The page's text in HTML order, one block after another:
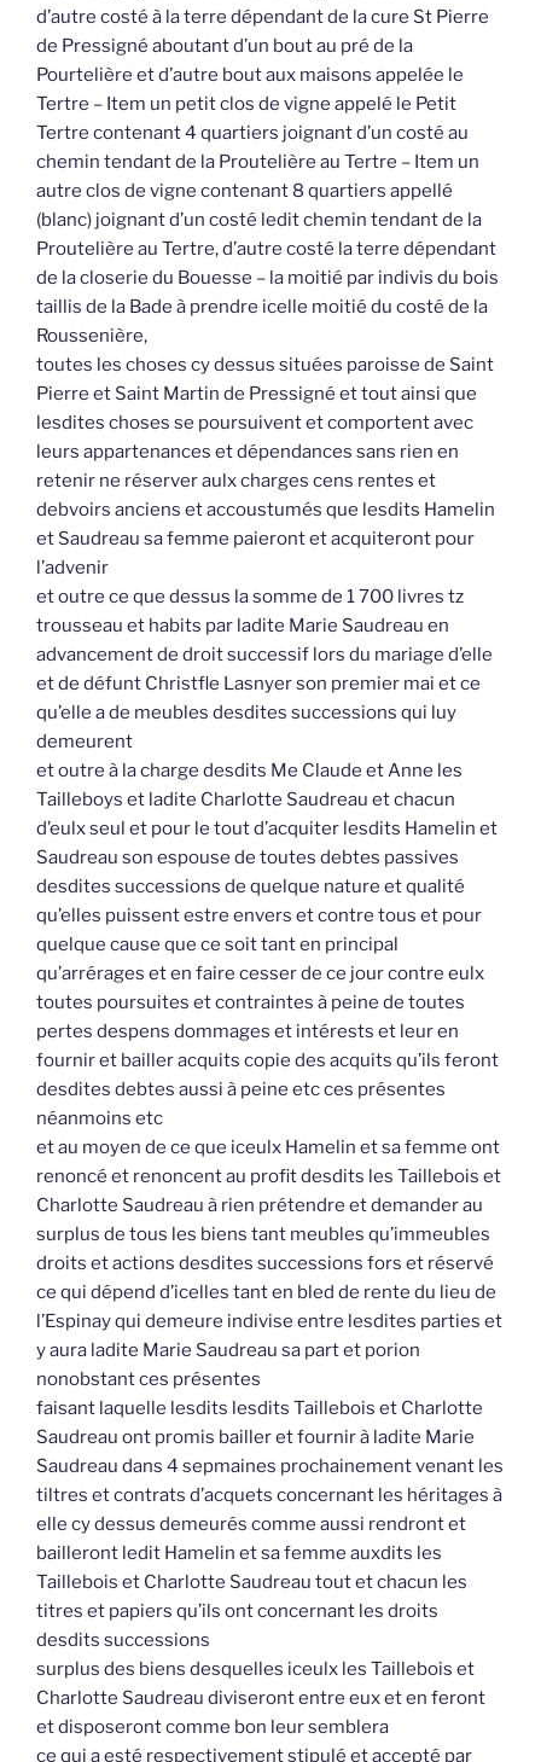
d’autre costé à la terre dépendant de la cure St Pierre
de Pressigné aboutant d’un bout au pré de la
Pourtelière et d’autre bout aux maisons appelée le
Tertre – Item un petit clos de vigne appelé le Petit
Tertre contenant 4 quartiers joignant d’un costé au
chemin tendant de la Proutelière au Tertre – Item un
autre clos de vigne contenant 8 quartiers appellé
(blanc) joignant d’un costé ledit chemin tendant de la
Proutelière au Tertre, d’autre costé la terre dépendant
de la closerie du Bouesse – la moitié par indivis du bois
taillis de la Bade à prendre icelle moitié du costé de la
Roussenière,
toutes les choses cy dessus situées paroisse de Saint
Pierre et Saint Martin de Pressigné et tout ainsi que
lesdites choses se poursuivent et comportent avec
leurs appartenances et dépendances sans rien en
retenir ne réserver aulx charges cens rentes et
debvoirs anciens et accoustumés que lesdits Hamelin
et Saudreau sa femme paieront et acquiteront pour
l’advenir
et outre ce que dessus la somme de 1 700 livres tz
trousseau et habits par ladite Marie Saudreau en
advancement de droit successif lors du mariage d’elle
et de défunt Christfle Lasnyer son premier mai et ce
qu’elle a de meubles desdites successions qui luy
demeurent
et outre à la charge desdits Me Claude et Anne les
Tailleboys et ladite Charlotte Saudreau et chacun
d’eulx seul et pour le tout d’acquiter lesdits Hamelin et
Saudreau son espouse de toutes debtes passives
desdites successions de quelque nature et qualité
qu’elles puissent estre envers et contre tous et pour
quelque cause que ce soit tant en principal
qu’arrérages et en faire cesser de ce jour contre eulx
toutes poursuites et contraintes à peine de toutes
pertes despens dommages et intérests et leur en
fournir et bailler acquits copie des acquits qu’ils feront
desdites debtes aussi à peine etc ces présentes
néanmoins etc
et au moyen de ce que iceulx Hamelin et sa femme ont
renoncé et renoncent au profit desdits les Taillebois et
Charlotte Saudreau à rien prétendre et demander au
surplus de tous les biens tant meubles qu’immeubles
droits et actions desdites successions fors et réservé
ce qui dépend d’icelles tant en bled de rente du lieu de
l’Espinay qui demeure indivise entre lesdites parties et
y aura ladite Marie Saudreau sa part et porion
nonobstant ces présentes
faisant laquelle lesdits lesdits Taillebois et Charlotte
Saudreau ont promis bailler et fournir à ladite Marie
Saudreau dans 4 sepmaines prochainement venant les
tiltres et contrats d’acquets concernant les héritages à
elle cy dessus demeurés comme aussi rendront et
bailleront ledit Hamelin et sa femme auxdits les
Taillebois et Charlotte Saudreau tout et chacun les
titres et papiers qu’ils ont concernant les droits
desdits successions
surplus des biens desquelles iceulx les Taillebois et
Charlotte Saudreau diviseront entre eux et en feront
et disposeront comme bon leur semblera
ce qui a esté respectivement stipulé et accepté par